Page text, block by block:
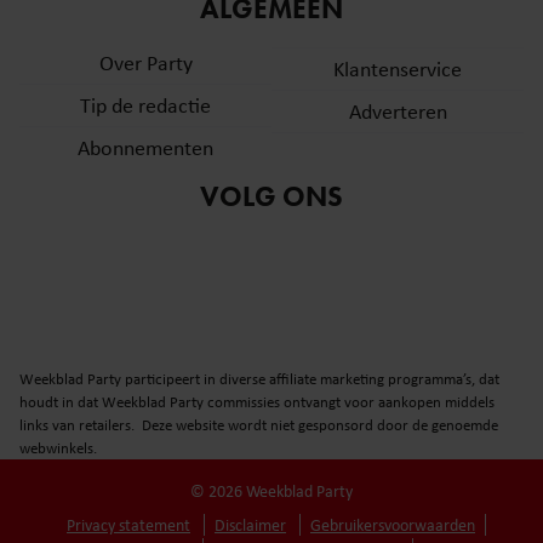
partners kunnen deze gegevens combineren met andere
verzameld op basis van uw gebruik van hun services. U
gaat akkoord met onze cookies als u onze website blijft
ALGEMEEN
Over Party
Tip de redactie
Abonnementen
Klantenservice
Adverteren
VOLG ONS
Weekblad Party participeert in diverse affiliate marketing programma’s, dat
houdt in dat Weekblad Party commissies ontvangt voor aankopen middels
links van retailers. Deze website wordt niet gesponsord door de genoemde
webwinkels.
© 2026 Weekblad Party
Privacy statement
Disclaimer
Gebruikersvoorwaarden